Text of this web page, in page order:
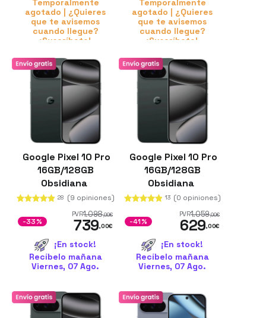
Temporalmente
agotado | ¿Quieres
que te avisemos
cuando llegue?
¡Suscríbete!
Temporalmente
agotado | ¿Quieres
que te avisemos
cuando llegue?
¡Suscríbete!
Google Pixel 10 Pro
16GB/128GB
Obsidiana
28 (9 opiniones)
PVR1.098,99€
739,00€
-33%
¡En stock!
Recíbelo mañana
Viernes, 07 Ago.
Google Pixel 10 Pro
16GB/128GB
Obsidiana
13 (0 opiniones)
PVR1.059,00€
629,00€
-41%
¡En stock!
Recíbelo mañana
Viernes, 07 Ago.